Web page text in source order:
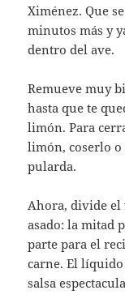
Ximénez. Que
minutos más y
dentro del ave.
Remueve muy
hasta que te
limón. Para
limón, coserlo o
pularda.
Ahora, divide el
asado: la mitad
parte para el
carne. El líquido
salsa